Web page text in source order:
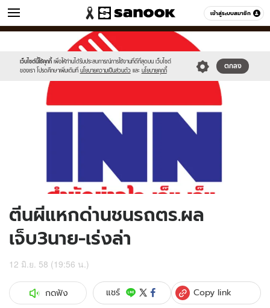
เข้าสู่ระบบสมาชิก
ข่าว หมวดอื่นๆ
เว็บไซต์นี้ใช้คุกกี้ เพื่อให้ท่านได้รับประสบการณ์การใช้งานที่ดีที่สุดบน เว็บไซต์
ของเรา โปรดศึกษาเพิ่มเติมที่ นโยบายความเป็นส่วนตัว และ นโยบายคุกกี้
ตกลง
//s.isanook.com/sr/0/images/logo-
sanook.png
//s.isanook.com/ns/0/ud/362/1811542/624573-
ตีนผีแหกด่านชนรถตร.ผล
เจ็บ3นาย-เร่งล่า
12 มิ.ย. 58 (19:56 น.)
กดฟัง แชร์ Copy link